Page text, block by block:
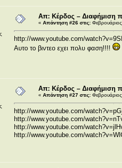
Απ: Κέρδος – Διαφήμιση
« Απάντηση #26 στις:
http://www.youtube.com/
Αυτο το βιντεο εχει πολυ φαση!!!!
Απ: Κέρδος – Διαφήμιση
« Απάντηση #27 στις:
http://www.youtube.com/
http://www.youtube.com/
http://www.youtube.com/
http://www.youtube.com/